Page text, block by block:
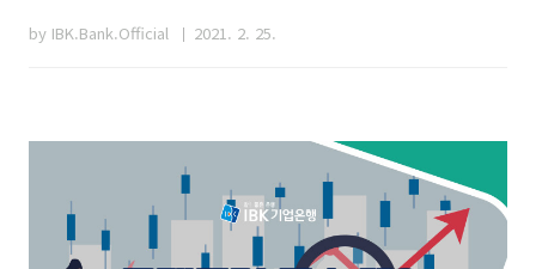
by IBK.Bank.Official 2021. 2. 25.